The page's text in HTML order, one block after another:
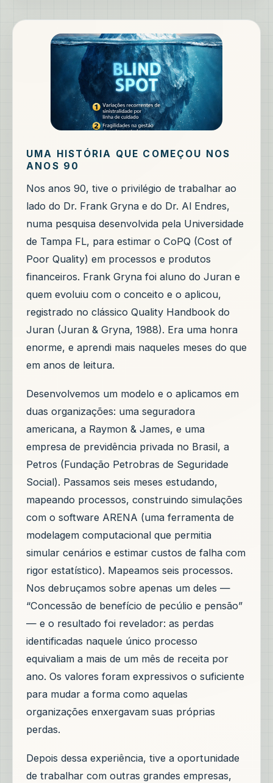
UMA HISTÓRIA QUE COMEÇOU NOS
ANOS 90
Nos anos 90, tive o privilégio de trabalhar ao
lado do Dr. Frank Gryna e do Dr. Al Endres,
numa pesquisa desenvolvida pela Universidade
de Tampa FL, para estimar o CoPQ (Cost of
Poor Quality) em processos e produtos
financeiros. Frank Gryna foi aluno do Juran e
quem evoluiu com o conceito e o aplicou,
registrado no clássico Quality Handbook do
Juran (Juran & Gryna, 1988). Era uma honra
enorme, e aprendi mais naqueles meses do que
em anos de leitura.
Desenvolvemos um modelo e o aplicamos em
duas organizações: uma seguradora
americana, a Raymon & James, e uma
empresa de previdência privada no Brasil, a
Petros (Fundação Petrobras de Seguridade
Social). Passamos seis meses estudando,
mapeando processos, construindo simulações
com o software ARENA (uma ferramenta de
modelagem computacional que permitia
simular cenários e estimar custos de falha com
rigor estatístico). Mapeamos seis processos.
Nos debruçamos sobre apenas um deles —
“Concessão de benefício de pecúlio e pensão”
— e o resultado foi revelador: as perdas
identificadas naquele único processo
equivaliam a mais de um mês de receita por
ano. Os valores foram expressivos o suficiente
para mudar a forma como aquelas
organizações enxergavam suas próprias
perdas.
Depois dessa experiência, tive a oportunidade
de trabalhar com outras grandes empresas,